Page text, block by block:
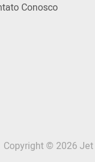
Conosco
Copyright © 2026